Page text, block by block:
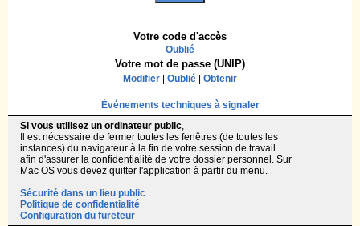
Votre code d'accès
Oublié
Votre mot de passe (UNIP)
Modifier Oublié Obtenir
Événements techniques à signaler
Si vous utilisez un ordinateur public,
Il est nécessaire de fermer toutes les fenêtres (de toutes les
instances) du navigateur à la fin de votre session de travail
afin d'assurer la confidentialité de votre dossier personnel. Sur
Mac OS vous devez quitter l'application à partir du menu.
Sécurité dans un lieu public
Politique de confidentialité
Configuration du fureteur